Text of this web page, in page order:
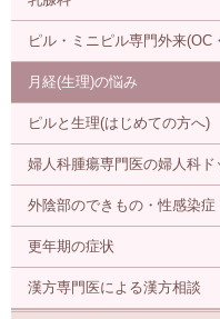
ピル・ミニピル専門外来(OC
月経(生理)の悩み
ピルと生理(はじめての方へ)
婦人科腫瘍専門医の婦人科ド
外陰部のできもの・性感染症
更年期の症状
漢方専門医による漢方相談